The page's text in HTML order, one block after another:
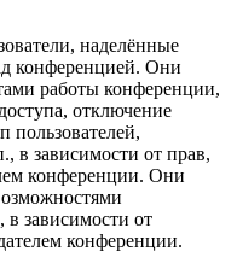
наделённые
конференцией. Они
работы конференции,
отключение
пользователей,
в зависимости от прав,
конференции. Они
в зависимости от
конференции.